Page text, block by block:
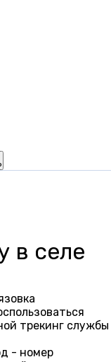
в селе
трекинг службы
- номер